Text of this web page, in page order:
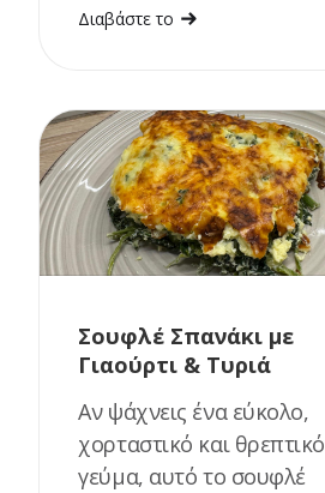
Διαβάστε το
Σουφλέ Σπανάκι με
Γιαούρτι & Τυριά
Αν ψάχνεις ένα εύκολο,
χορταστικό και θρεπτικό
γεύμα, αυτό το σουφλέ